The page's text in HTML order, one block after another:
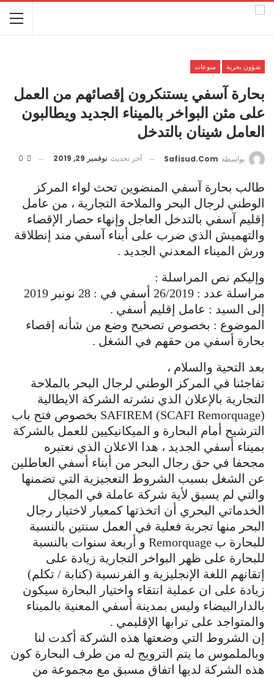
شؤون بحرية منوعات
بحارة آسفي يستنكرون إقصائهم من العمل
على مثن البواخر بالميناء الجديد ويطالبون
العامل شينان بالتدخل
بواسطة Safisud.com آخر تحديث نوفمبر 29, 2019
طالب بحارة آسفي المنضوين تحث لواء المركز
الوطني لرجال البحر والملاحة التجارية ، من عامل
إقليم آسفي بالتدخل العاجل وإنهاء حصار الإقصاء
والتهميش الذي ضرب على أبناء آسفي مند إنطلاقة
ورش الميناء المعدني الجديد .
وإليكم نص المراسلة :
مراسلة عدد : 26/2019 أسفي في : 28 نونبر 2019
إلى السيد : عامل إقليم أسفي .
الموضوع : بخصوص تصحيح وضع من شأنه إقصاء
بحارة أسفي من حقهم في الشغل .
بعد التحية والسلام ،
تفاجئنا في المركز الوطني لرجال البحر بالملاحة
التجارية بالإعلان الذي نشرته الشركة الايطالية
SAFIREM (SCAFI Remorquage) بخصوص فتح باب
الترشيح أمام البحارة و الميكانيكيين للعمل بالشركة
بميناء أسفي الجديد ، هدا الاعلان الذي نعتبره
مجحفا في حق رجال البحر من أبناء أسفي العاطلين
عن الشغل بسبب الشروط التعجيزية التي تضمنها
والتي لم يسبق لأية شركة عاملة في المجال
الخدماتي البحري أن اتخذتها كمعيار لاختيار رجال
البحر منها تجربة فعلية في العمل سنتين بالنسبة
للبحارة ب Remorquage و أربعة سنوات بالنسبة
للبحارة على ظهر البواخر التجارية زيادة على
إتقانهم اللغة الإنجليزية و الفرنسية (كتابة / تكلم)
زيادة على ان عملية انتقاء واختيار البحارة سيكون
بالدارالبيضاء وليس بمدينة أسفي المعنية بالميناء
والمتواجد على ترابها الإقليمي .
إن الشروط التي وضعتها هذه الشركة أكدت لنا
وبالملموس ما يتم الترويج له من طرف البحارة كون
هذه الشركة لديها اتفاق مسبق مع مجموعة من